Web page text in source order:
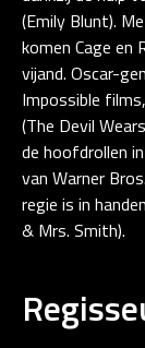
(Emily Blunt).
komen Cage en
vijand. Oscar-
Impossible
(The Devil
de hoofdrollen
van Warner
regie is in
& Mrs. Smith).